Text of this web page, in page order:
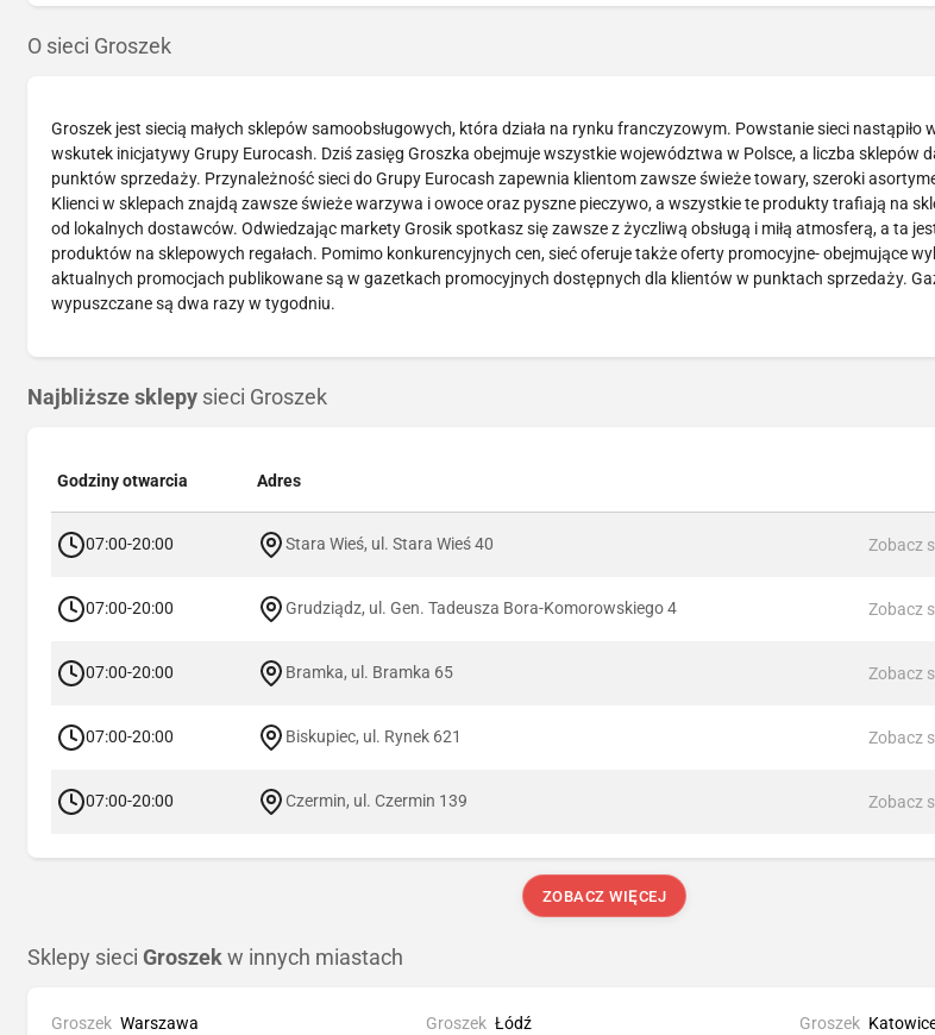
O sieci Groszek
Groszek jest siecią małych sklepów samoobsługowych, która działa na rynku franczyzowym. Powstanie sieci nastąpiło
wskutek inicjatywy Grupy Eurocash. Dziś zasięg Groszka obejmuje wszystkie województwa w Polsce, a liczba sklepów
punktów sprzedaży. Przynależność sieci do Grupy Eurocash zapewnia klientom zawsze świeże towary, szeroki
Klienci w sklepach znajdą zawsze świeże warzywa i owoce oraz pyszne pieczywo, a wszystkie te produkty trafiają na
od lokalnych dostawców. Odwiedzając markety Grosik spotkasz się zawsze z życzliwą obsługą i miłą atmosferą, a ta
produktów na sklepowych regałach. Pomimo konkurencyjnych cen, sieć oferuje także oferty promocyjne- obejmujące
aktualnych promocjach publikowane są w gazetkach promocyjnych dostępnych dla klientów w punktach sprzedaży.
wypuszczane są dwa razy w tygodniu.
Najbliższe sklepy sieci Groszek
Godziny otwarcia Adres
07:00-20:00 Stara Wieś, ul. Stara Wieś 40 Zobacz
07:00-20:00 Grudziądz, ul. Gen. Tadeusza Bora-Komorowskiego 4 Zobacz
07:00-20:00 Bramka, ul. Bramka 65 Zobacz
07:00-20:00 Biskupiec, ul. Rynek 621 Zobacz
07:00-20:00 Czermin, ul. Czermin 139 Zobacz
ZOBACZ WIĘCEJ
Sklepy sieci Groszek w innych miastach
Groszek Warszawa
Groszek Łódź
Groszek